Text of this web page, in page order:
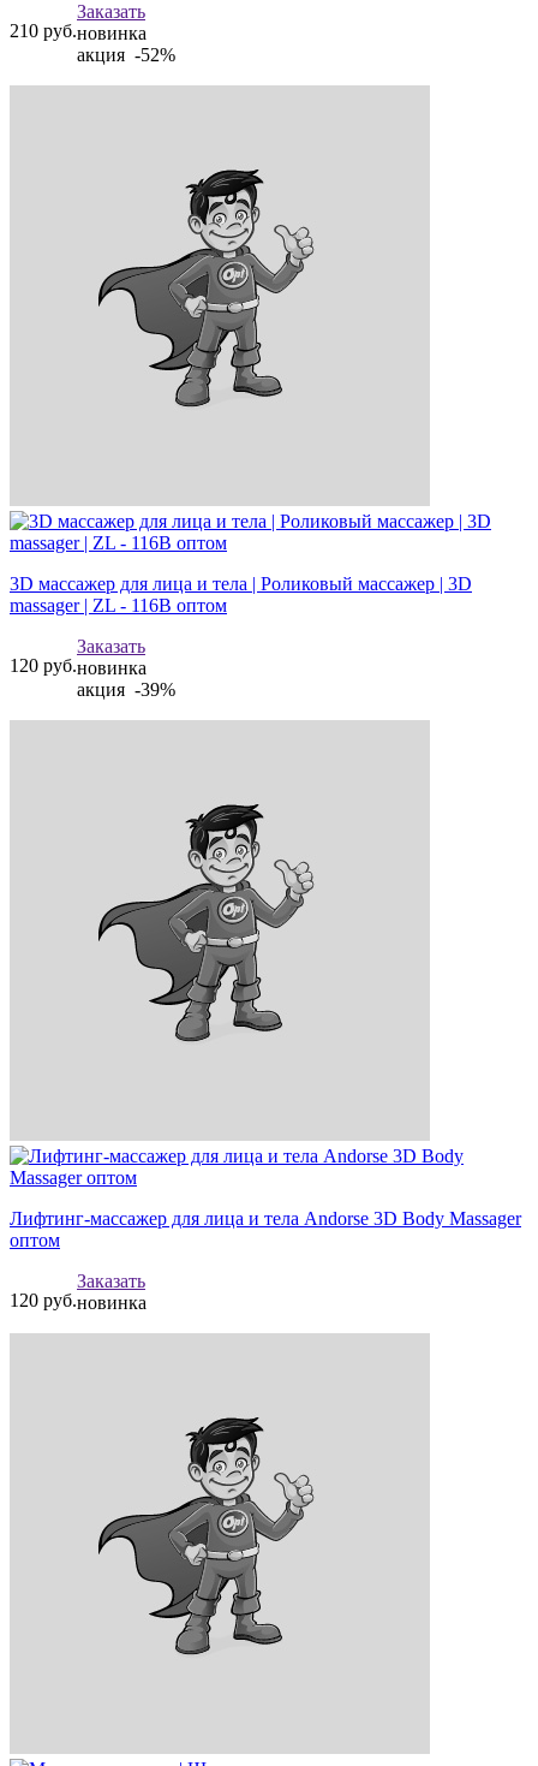
210 руб.
Заказать
новинка
акция -52%
3D массажер для лица и тела | Роликовый массажер | 3D
massager | ZL - 116B оптом
120 руб.
Заказать
новинка
акция -39%
Лифтинг-массажер для лица и тела Andorse 3D Body Massager
оптом
120 руб.
Заказать
новинка